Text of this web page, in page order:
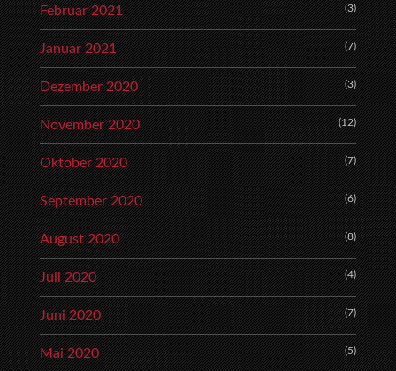
Februar 2021 (3)
Januar 2021 (7)
Dezember 2020 (3)
November 2020 (12)
Oktober 2020 (7)
September 2020 (6)
August 2020 (8)
Juli 2020 (4)
Juni 2020 (7)
Mai 2020 (5)